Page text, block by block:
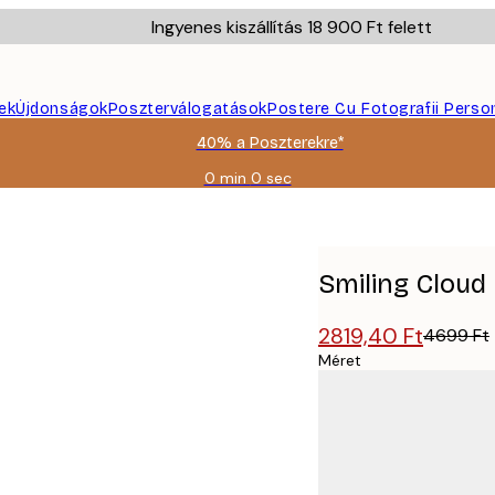
Ingyenes kiszállítás 18 900 Ft felett
ÚjdonságokPoszterválogatásokPostere Cu Fotografii
40% a Poszterekre*
0 min 0 sec
Érvényes:
Smiling
2819,40 Ft4699 Ft
Méret